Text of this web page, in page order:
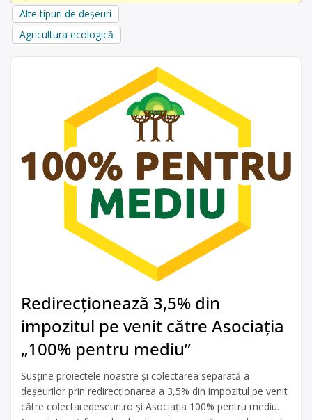
Alte tipuri de deșeuri
Agricultura ecologică
Redirecționează 3,5% din
impozitul pe venit către Asociația
„100% pentru mediu”
Susține proiectele noastre și colectarea separată a
deșeurilor prin redirecționarea a 3,5% din impozitul pe venit
către colectaredeseuri.ro și Asociația 100% pentru mediu.